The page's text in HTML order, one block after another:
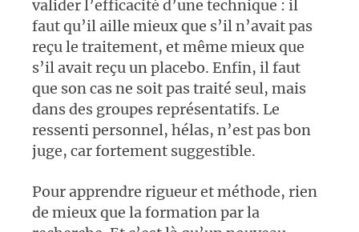
valider l’efficacité d’une technique : il
faut qu’il aille mieux que s’il n’avait pas
reçu le traitement, et même mieux que
s’il avait reçu un placebo. Enfin, il faut
que son cas ne soit pas traité seul, mais
dans des groupes représentatifs. Le
ressenti personnel, hélas, n’est pas bon
juge, car fortement suggestible.
Pour apprendre rigueur et méthode, rien
de mieux que la formation par la